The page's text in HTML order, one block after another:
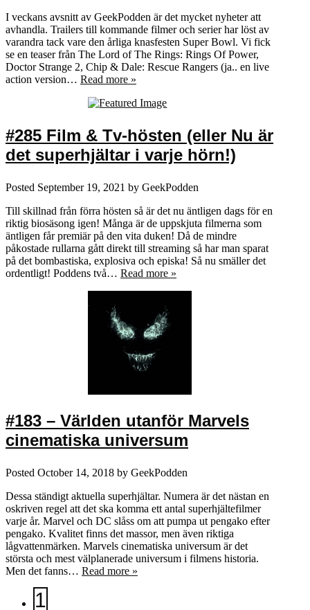
I veckans avsnitt av GeekPodden är det mycket nyheter att
avhandla. Trailers till kommande filmer och serier har löst av
varandra tack vare den årliga knasfesten Super Bowl. Vi fick
se en teaser från The Lord of The Rings: Rings Of Power,
Doctor Strange 2, Chip & Dale: Rescue Rangers (ja.. en live
action version… Read more »
#285 Film & Tv-hösten (eller Nu är
det superhjältar i varje hörn!)
Posted September 19, 2021 by GeekPodden
Till skillnad från förra hösten så är det nu äntligen dags för en
riktig biosäsong igen! Många är de uppskjuta filmerna som
äntligen får premiär på den vita duken! Då de mindre
påkostade rullarna gått direkt till streaming så har man sparat
på det bombastiska, explosiva och episka! Så nu smäller det
ordentligt! Poddens två… Read more »
#183 – Världen utanför Marvels
cinematiska universum
Posted October 14, 2018 by GeekPodden
Dessa ständigt aktuella superhjältar. Numera är det nästan en
oskriven regel att det ska komma ett antal superhjältefilmer
varje år. Marvel och DC slåss om att pumpa ut pengako efter
pengako. Kvalitet finns det massor, men även riktiga
lågvattenmärken. Marvels cinematiska universum är det
största och mest välplanerade universum i filmens historia.
Men det fanns… Read more »
1